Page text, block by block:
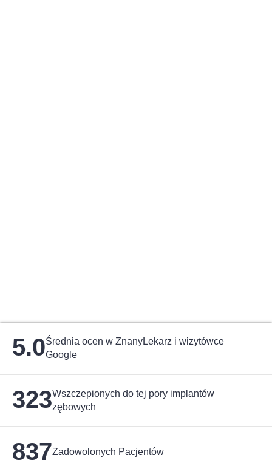
5.0Średnia ocen w ZnanyLekarz i wizytówce
Google
323Wszczepionych do tej pory implantów
zębowych
837Zadowolonych Pacjentów